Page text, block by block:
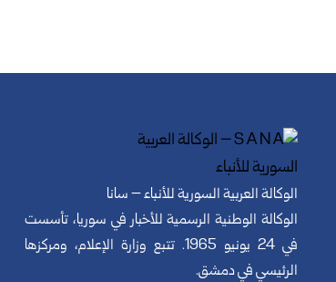
الوكالة العربية السورية للأنباء – سانا
الوكالة الوطنية الرسمية للأخبار في سوريا، تأسست
في 24 يونيو 1965. تتبع وزارة الإعلام، ومركزها
الرئيسي في دمشق.